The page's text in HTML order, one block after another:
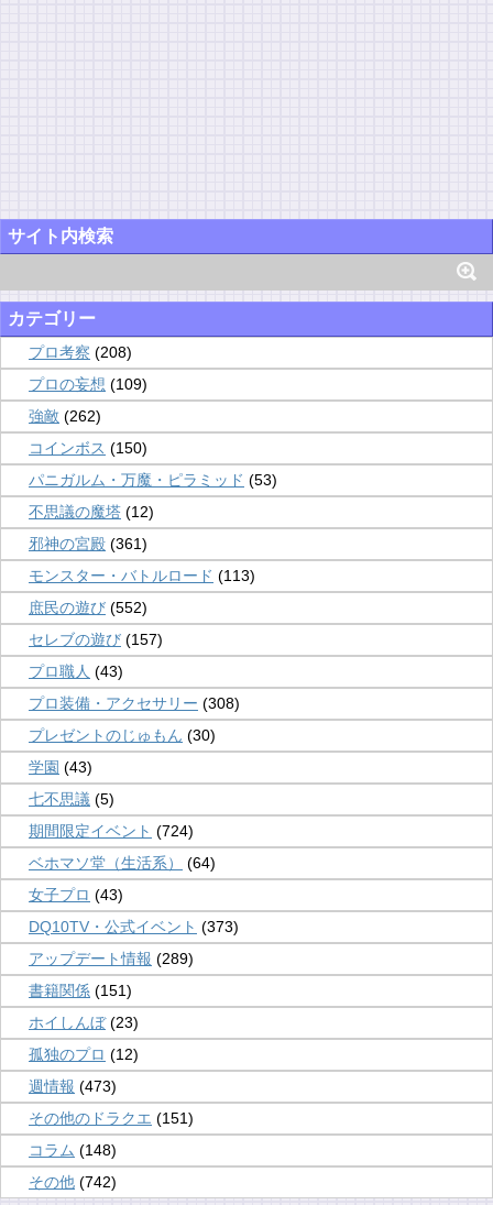
サイト内検索
カテゴリー
プロ考察 (208)
プロの妄想 (109)
強敵 (262)
コインボス (150)
パニガルム・万魔・ピラミッド (53)
不思議の魔塔 (12)
邪神の宮殿 (361)
モンスター・バトルロード (113)
庶民の遊び (552)
セレブの遊び (157)
プロ職人 (43)
プロ装備・アクセサリー (308)
プレゼントのじゅもん (30)
学園 (43)
七不思議 (5)
期間限定イベント (724)
ベホマソ堂（生活系）
(64)
女子プロ (43)
DQ10TV・公式イベント (373)
アップデート情報 (289)
書籍関係 (151)
ホイしんぼ(23)
孤独のプロ (12)
週情報 (473)
その他のドラクエ (151)
コラム (148)
その他 (742)